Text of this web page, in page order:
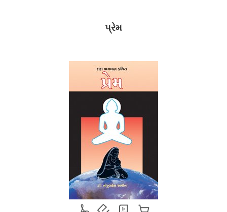
પ્રેમ